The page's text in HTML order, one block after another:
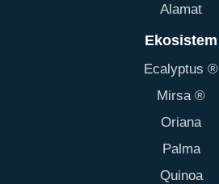
Alamat
Ekosistem
Ecalyptus ®
Mirsa ®
Oriana
Palma
Quinoa